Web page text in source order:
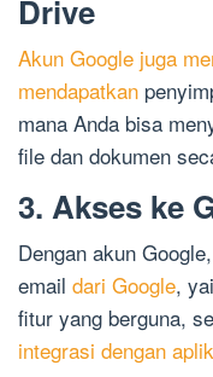
Drive
Akun Google juga
mendapatkan
mana Anda bisa
file dan dokumen
3. Akses ke
Dengan akun
email dari Google,
fitur yang berguna,
integrasi dengan